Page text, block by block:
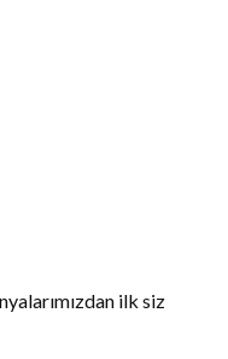
ilk siz